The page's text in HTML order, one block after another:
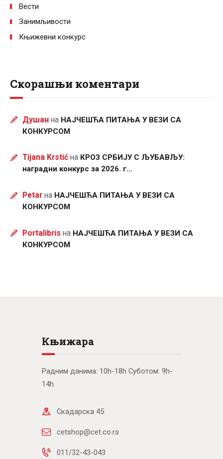
Вести
Занимљивости
Књижевни конкурс
Скорашњи коментари
Душанна НАЈЧЕШЋА ПИТАЊА У ВЕЗИ СА
КОНКУРСОМ
Tijana Krstićна КРОЗ СРБИЈУ С ЉУБАВЉУ:
наградни конкурс за 2026. г…
Petarна НАЈЧЕШЋА ПИТАЊА У ВЕЗИ СА
КОНКУРСОМ
Portalibris на НАЈЧЕШЋА ПИТАЊА У ВЕЗИ СА
КОНКУРСОМ
Књижара
Радним данима: 10h-18h Суботом: 9h-
14h
Скадарска 45
cetshop@cet.co.rs
011/32-43-043